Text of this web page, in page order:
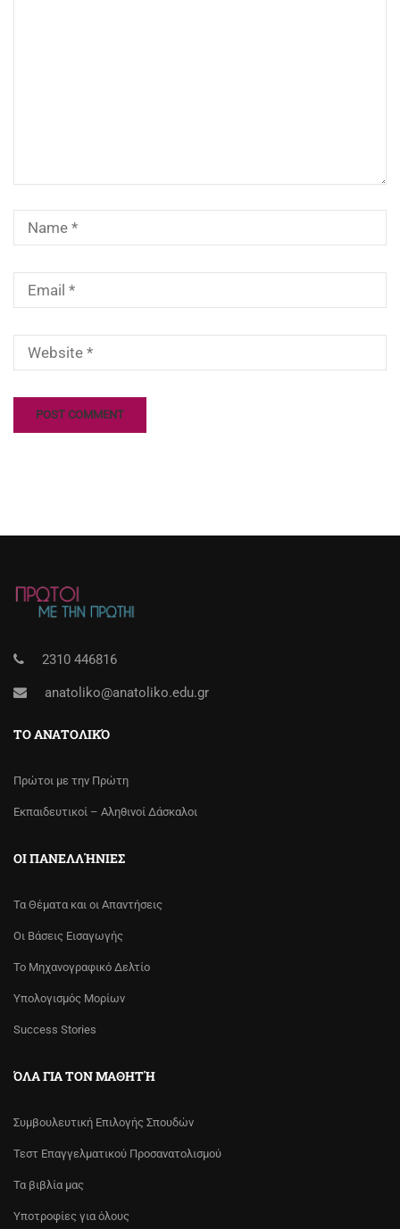
2310 446816
anatoliko@anatoliko.edu.gr
ΤΟ ΑΝΑΤΟΛΙΚΌ
Πρώτοι με την Πρώτη
Εκπαιδευτικοί – Αληθινοί Δάσκαλοι
ΟΙ ΠΑΝΕΛΛΉΝΙΕΣ
Τα Θέματα και οι Απαντήσεις
Οι Βάσεις Εισαγωγής
Το Μηχανογραφικό Δελτίο
Υπολογισμός Μορίων
Success Stories
ΌΛΑ ΓΙΑ ΤΟΝ ΜΑΘΗΤΉ
Συμβουλευτική Επιλογής Σπουδών
Τεστ Επαγγελματικού Προσανατολισμού
Τα βιβλία μας
Υποτροφίες για όλους